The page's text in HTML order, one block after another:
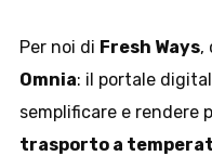
Per noi di Fresh Ways,
Omnia: il portale
semplificare e rendere
trasporto a